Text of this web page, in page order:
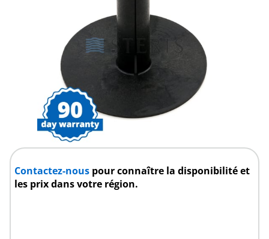
Contactez-nous pour connaître la disponibilité et
les prix dans votre région.